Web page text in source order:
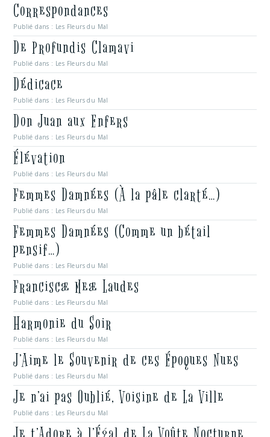
Correspondances
Publié dans : Les Fleurs du Mal
De Profundis Clamavi
Publié dans : Les Fleurs du Mal
Dédicace
Publié dans : Les Fleurs du Mal
Don Juan aux Enfers
Publié dans : Les Fleurs du Mal
Élévation
Publié dans : Les Fleurs du Mal
Femmes Damnées (À la pâle clarté…)
Publié dans : Les Fleurs du Mal
Femmes Damnées (Comme un bétail
pensif…)
Publié dans : Les Fleurs du Mal
Franciscæ Meæ Laudes
Publié dans : Les Fleurs du Mal
Harmonie du Soir
Publié dans : Les Fleurs du Mal
J’Aime le Souvenir de ces Époques Nues
Publié dans : Les Fleurs du Mal
Je n’ai pas Oublié, Voisine de La Ville
Publié dans : Les Fleurs du Mal